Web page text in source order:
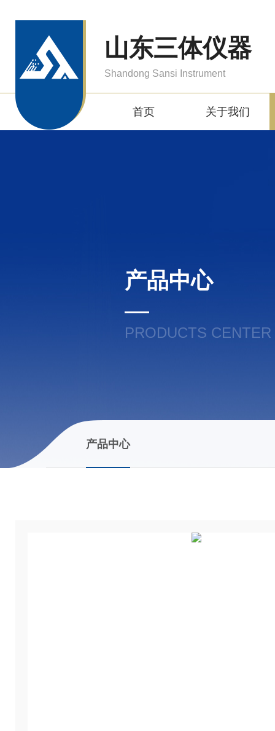
山东三体仪器
Shandong Sansi Instrument
首页 关于我们
产品中心
PRODUCTS CENTER
产品中心